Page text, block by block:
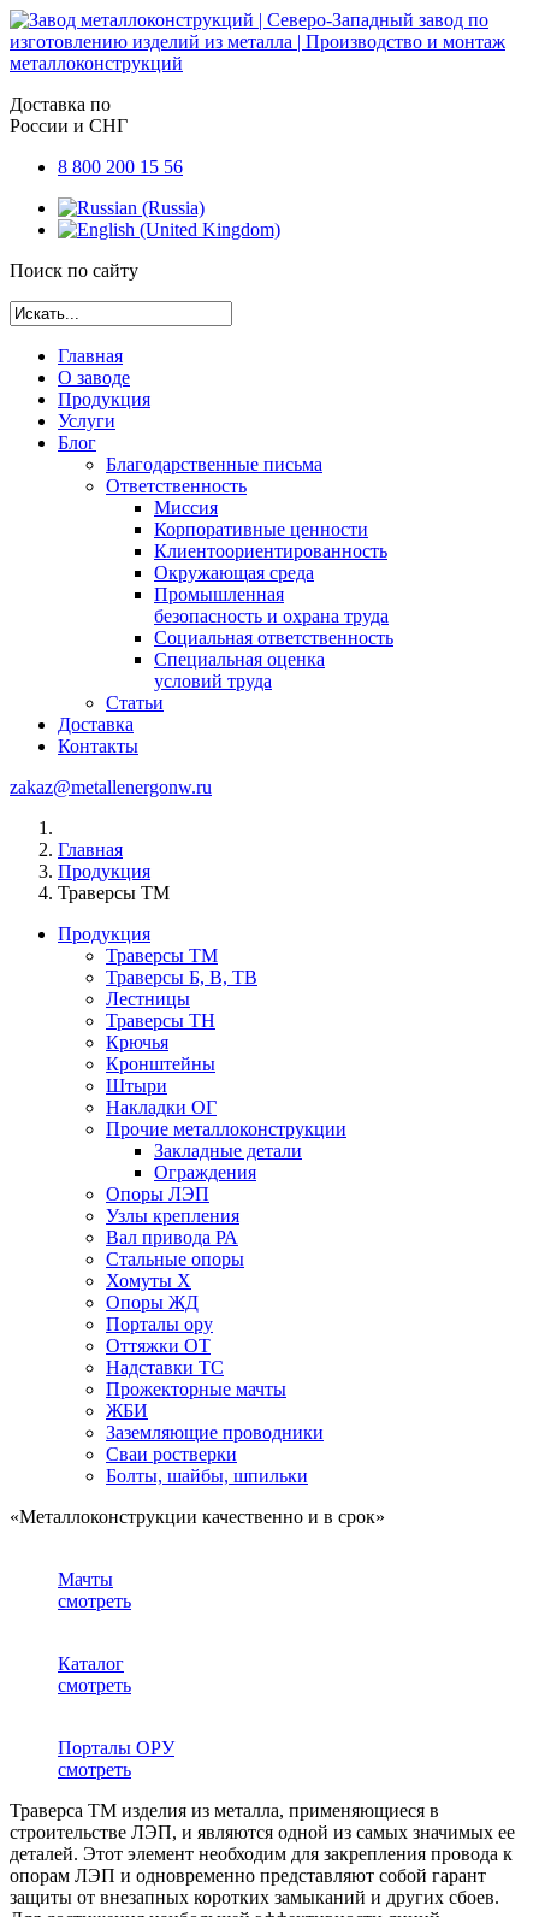
Доставка по
России и СНГ
8 800 200 15 56
Поиск по сайту
Главная
О заводе
Продукция
Услуги
Блог
Благодарственные письма
Ответственность
Миссия
Корпоративные ценности
Клиентоориентированность
Окружающая среда
Промышленная
безопасность и охрана труда
Социальная ответственность
Специальная оценка
условий труда
Статьи
Доставка
Контакты
zakaz@metallenergonw.ru
Главная
Продукция
Траверсы ТМ
Продукция
Траверсы ТМ
Траверсы Б, В, ТВ
Лестницы
Траверсы ТН
Крючья
Кронштейны
Штыри
Накладки ОГ
Прочие металлоконструкции
Закладные детали
Ограждения
Опоры ЛЭП
Узлы крепления
Вал привода РА
Стальные опоры
Хомуты Х
Опоры ЖД
Порталы ору
Оттяжки ОТ
Надставки ТС
Прожекторные мачты
ЖБИ
Заземляющие проводники
Сваи ростверки
Болты, шайбы, шпильки
«Металлоконструкции качественно и в срок»
Мачты
смотреть
Каталог
смотреть
Порталы ОРУ
смотреть
Траверса ТМ изделия из металла, применяющиеся в
строительстве ЛЭП, и являются одной из самых значимых ее
деталей. Этот элемент необходим для закрепления провода к
опорам ЛЭП и одновременно представляют собой гарант
защиты от внезапных коротких замыканий и других сбоев.